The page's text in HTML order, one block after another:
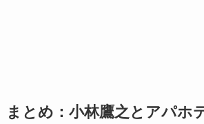
まとめ：小林鷹之とアパホ